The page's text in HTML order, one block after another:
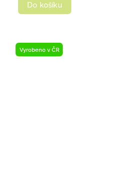
Do košíku
Vyrobeno v ČR